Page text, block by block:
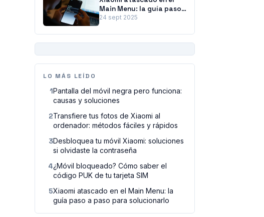
Main Menu: la guía paso
a paso para solucionarlo
24 sept 2025
LO MÁS LEÍDO
1Pantalla del móvil negra pero funciona:
causas y soluciones
2Transfiere tus fotos de Xiaomi al
ordenador: métodos fáciles y rápidos
3Desbloquea tu móvil Xiaomi: soluciones
si olvidaste la contraseña
4¿Móvil bloqueado? Cómo saber el
código PUK de tu tarjeta SIM
5Xiaomi atascado en el Main Menu: la
guía paso a paso para solucionarlo